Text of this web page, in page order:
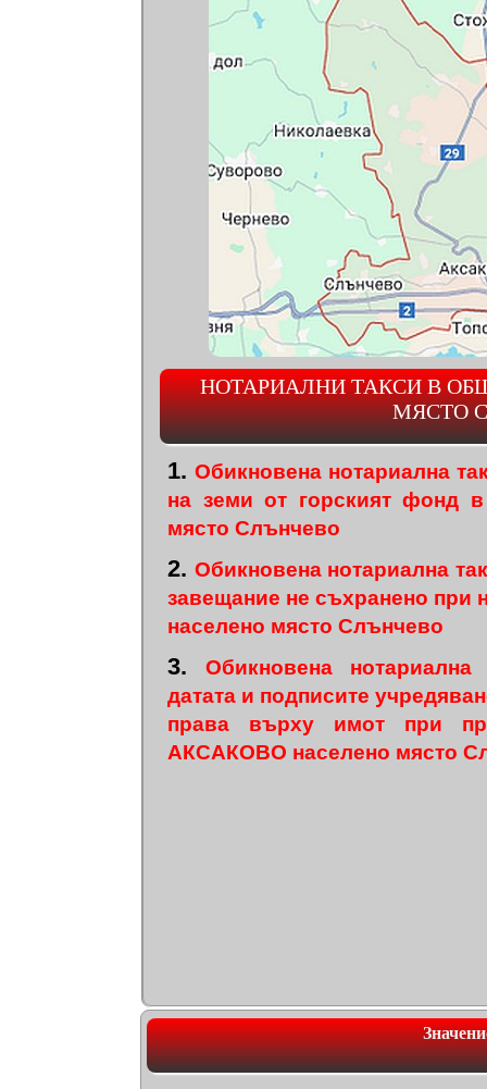
НОТАРИАЛНИ ТАКСИ В
МЯСТО
1. Обикновена нотариална
на земи от горският фонд
място Слънчево
2. Обикновена нотариална
завещание не съхранено
населено място Слънчево
3. Обикновена
датата и подписите
права върху имот при
АКСАКОВО населено място